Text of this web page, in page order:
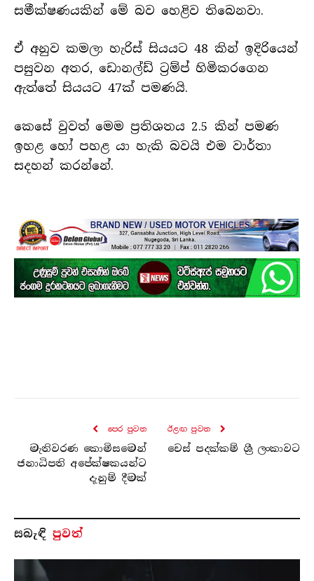
සමීක්ෂණයකින් මේ බව හෙළිව තිබෙනවා.
ඒ අනුව කමලා හැරිස් සියයට 48 කින් ඉදිරියෙන්
පසුවන අතර, ඩොනල්ඩ් ට්‍රම්ප් හිමිකරගෙන
ඇත්තේ සියයට 47ක් පමණයි.
කෙසේ වුවත් මෙම ප්‍රතිශතය 2.5 කින් පමණ
ඉහළ හෝ පහළ යා හැකි බවයි එම වාර්තා
සදහන් කරන්නේ.
පෙර පුව​ත
මැතිවරණ කොමිසමෙන්
ජනාධිපති අපේක්ෂකයන්ට
දැනුම් දීමක්
ඊළඟ පුව​ත
චෙස් පදක්කම් ශ්‍රී ලංකාවට
සබැ​ඳි පුවත්